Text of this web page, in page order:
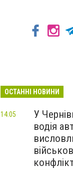
ОСТАННІ НОВИНИ
У
водія
14:05